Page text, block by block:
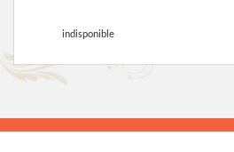
indisponible